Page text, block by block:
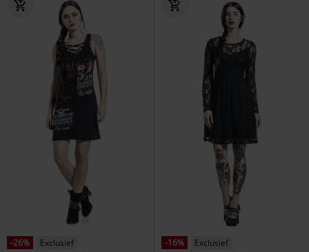
-26%
Exclusief
-16%
Exclusief